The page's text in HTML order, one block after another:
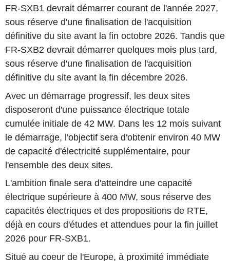
FR-SXB1 devrait démarrer courant de l'année 2027,
sous réserve d'une finalisation de l'acquisition
définitive du site avant la fin octobre 2026. Tandis que
FR-SXB2 devrait démarrer quelques mois plus tard,
sous réserve d'une finalisation de l'acquisition
définitive du site avant la fin décembre 2026.
Avec un démarrage progressif, les deux sites
disposeront d'une puissance électrique totale
cumulée initiale de 42 MW. Dans les 12 mois suivant
le démarrage, l'objectif sera d'obtenir environ 40 MW
de capacité d'électricité supplémentaire, pour
l'ensemble des deux sites.
L'ambition finale sera d'atteindre une capacité
électrique supérieure à 400 MW, sous réserve des
capacités électriques et des propositions de RTE,
déjà en cours d'études et attendues pour la fin juillet
2026 pour FR-SXB1.
Situé au coeur de l'Europe, à proximité immédiate